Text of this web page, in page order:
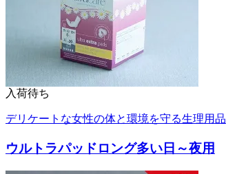
入荷待ち
デリケートな女性の体と環境を守る生理用品
ウルトラパッドロング多い日～夜用